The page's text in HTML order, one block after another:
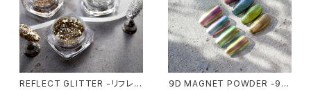
REFLECT GLITTER -リフレク
９D MAGNET POWDER -9D